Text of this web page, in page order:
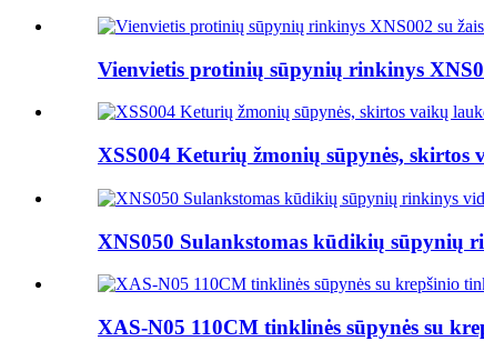
Vienvietis protinių sūpynių rinkinys
XSS004 Keturių žmonių sūpynės, skirtos
XNS050 Sulankstomas kūdikių sūpynių
XAS-N05 110CM tinklinės sūpynės su